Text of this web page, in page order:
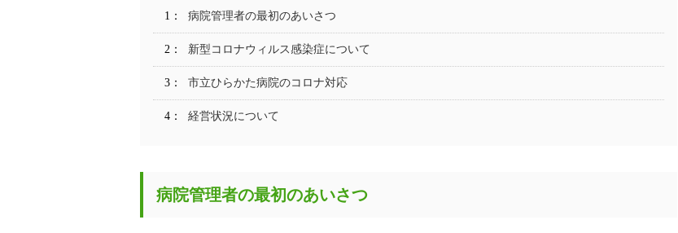
病院管理者の最初のあいさつ
新型コロナウィルス感染症について
市立ひらかた病院のコロナ対応
経営状況について
病院管理者の最初のあいさつ